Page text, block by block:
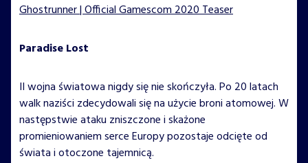
Ghostrunner | Official Gamescom 2020 Teaser
Paradise Lost
II wojna światowa nigdy się nie skończyła. Po 20 latach
walk naziści zdecydowali się na użycie broni atomowej. W
następstwie ataku zniszczone i skażone
promieniowaniem serce Europy pozostaje odcięte od
świata i otoczone tajemnicą.